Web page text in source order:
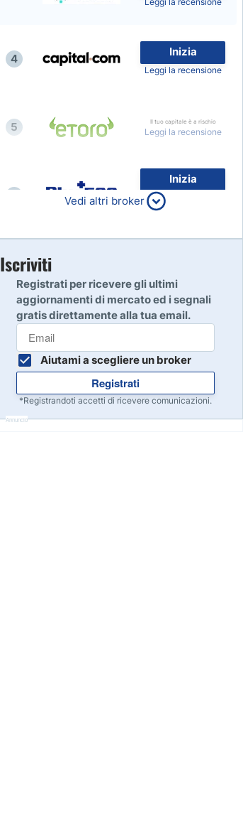
4
Inizia
Leggi la recensione
5 Il tuo capitale è a rischio
Leggi la recensione
Inizia
80% dei conti al dettaglio di
CFD perdono denaro
7
Inizia
Inizia
Vedi altri broker
Iscriviti
Registrati per ricevere gli ultimi
aggiornamenti di mercato ed i segnali
gratis direttamente alla tua email.
Aiutami a scegliere un broker
Registrati
*Registrandoti accetti di ricevere comunicazioni.
Annuncio